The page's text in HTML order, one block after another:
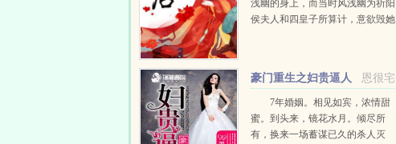
浅幽的身上，而当时风浅幽为祈阳
侯夫人和四皇子所算计，意欲毁她
的前世和今生复仇！谁料...恩很宅
豪门重生之妇贵逼人
7年婚姻。相见如宾，浓情甜
蜜。到头来，镜花水月。倾尽所
有，换来一场蓄谋已久的杀人灭